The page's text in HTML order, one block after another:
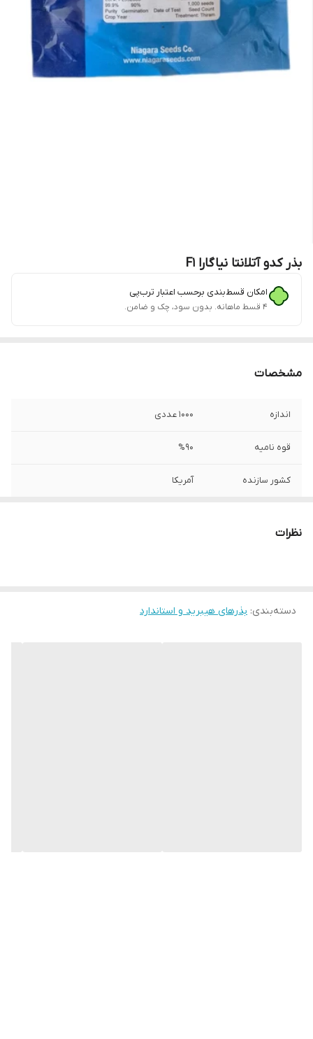
بذر کدو آتلانتا نیاگارا F1
امکان قسط‌بندی برحسب اعتبار ترب‌پی
۴ قسط ماهانه. بدون سود، چک و ضامن.
مشخصات
اندازه 1000 عددی
قوه نامیه %90
کشور سازنده آمریکا
نظرات
دسته‌بندی: بذرهای هیبرید و استاندارد